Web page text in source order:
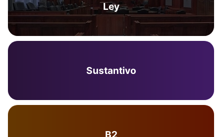
Ley
Sustantivo
B2